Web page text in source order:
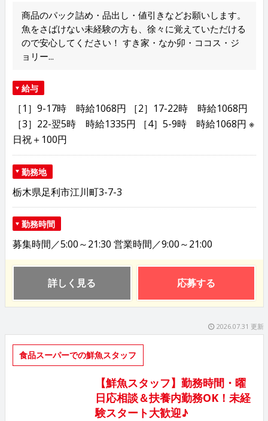
商品のパック詰め・品出し・値引きなどお願いします。
魚をさばけない未経験の方も、徐々に覚えていただける
ので安心してください！ すき家・なか卯・ココス・ジ
ョリー...
給与
［1］9-17時 時給1068円 ［2］17-22時 時給1068円
［3］22-翌5時 時給1335円 ［4］5-9時 時給1068円 ※
日祝＋100円
勤務地
栃木県足利市江川町3-7-3
勤務時間
募集時間／5:00～21:30 営業時間／9:00～21:00
詳しく見る 応募する
2026.07.31 更新
食品スーパーでの鮮魚スタッフ
【鮮魚スタッフ】勤務時間・曜
日応相談＆扶養内勤務OK！未経
験スタート大歓迎♪